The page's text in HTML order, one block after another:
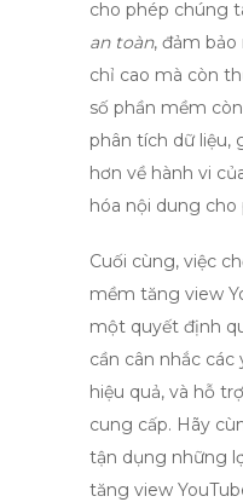
cho phép chúng
an toàn, đảm
chỉ cao mà còn
số phần mềm
phân tích dữ liệu,
hơn về hành vi
hóa nội dung cho
Cuối cùng, việc
mềm tăng view
một quyết định
cần cân nhắc
hiệu quả, và hỗ
cung cấp. Hãy
tận dụng những
tăng view